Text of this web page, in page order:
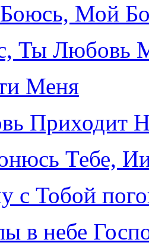
Мой
Ты Любовь
Меня
Приходит
Тебе,
с Тобой
в небе